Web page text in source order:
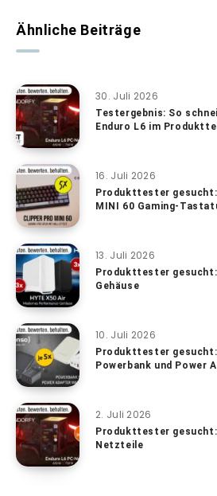
Ähnliche Beiträge
30. Juli 2026
Testergebnis: So
Enduro L6 im
16. Juli 2026
Produkttester gesucht:
MINI 60 Gaming-
13. Juli 2026
Produkttester gesucht:
Gehäuse
10. Juli 2026
Produkttester gesucht:
Powerbank und Power
2. Juli 2026
Produkttester gesucht:
Netzteile